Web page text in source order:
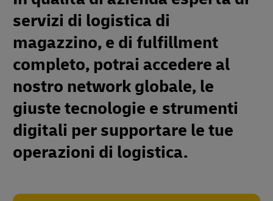
servizi di logistica di
magazzino, e di fulfillment
completo, potrai accedere al
nostro network globale, le
giuste tecnologie e strumenti
digitali per supportare le tue
operazioni di logistica.